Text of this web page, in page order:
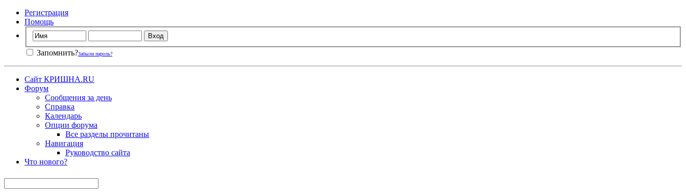
Регистрация
Помощь
Запомнить?Забыли пароль?
Сайт КРИШНА.RU
Форум
Сообщения за день
Справка
Календарь
Опции форума
Все разделы прочитаны
Навигация
Руководство сайта
Что нового?